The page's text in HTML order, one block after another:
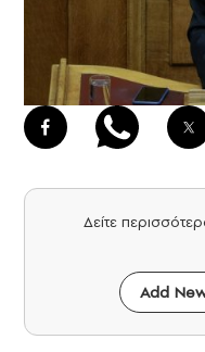
Δείτε
Add